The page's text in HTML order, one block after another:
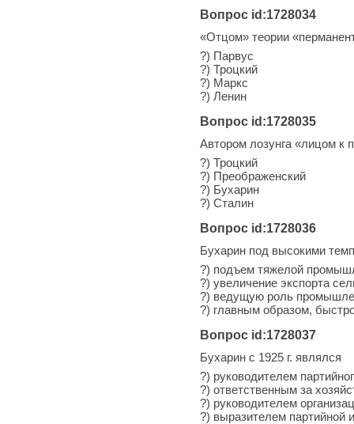
Вопрос id:1728034
«Отцом» теории
?) Парвус
?) Троцкий
?) Маркс
?) Ленин
Вопрос id:1728035
Автором лозунга «лицом к
?) Троцкий
?) Преображенский
?) Бухарин
?) Сталин
Вопрос id:1728036
Бухарин под высокими
?) подъем тяжелой
?) увеличение экспорта
?) ведущую роль
?) главным образом,
Вопрос id:1728037
Бухарин с 1925 г. являлся
?) руководителем
?) ответственным за
?) руководителем
?) выразителем партийной